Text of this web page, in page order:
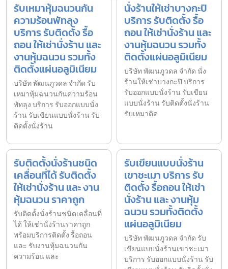
รับเหมาหุ้มฉนวนกัน
ความร้อนพัทลุง
บริการ รับติดตั้ง รื้อ
ถอน ให้เช่านั่งร้าน และ
งานหุ้มฉนวน รวมทั้ง
ติดตั้งแผ่นอลูมิเนียม
บริษัท พัฒนภูวดล จำกัด รับ
เหมาหุ้มฉนวนกันความร้อน
พัทลุง บริการ รับออกแบบนั่ง
ร้าน รับเขียนแบบนั่งร้าน รับ
ติดตั้งนั่งร้าน
นั่งร้านให้เช่าบางกะปิ
บริการ รับติดตั้ง รื้อ
ถอน ให้เช่านั่งร้าน และ
งานหุ้มฉนวน รวมทั้ง
ติดตั้งแผ่นอลูมิเนียม
บริษัท พัฒนภูวดล จำกัด นั่ง
ร้านให้เช่าบางกะปิ บริการ
รับออกแบบนั่งร้าน รับเขียน
แบบนั่งร้าน รับติดตั้งนั่งร้าน
รับเหมาติด
รับติดตั้งนั่งร้านชนิด
เคลื่อนที่ได้ รับติดตั้ง
ให้เช่านั่งร้าน และ งาน
หุ้มฉนวน ราคาถูก
รับติดตั้งนั่งร้านชนิดเคลื่อนที่
ได้ ให้เช่านั่งร้านราคาถูก
พร้อมบริการติดตั้ง รื้อถอน
และ รับงานหุ้มฉนวนกัน
ความร้อน และ
รับเขียนแบบนั่งร้าน
เขาชะเมา บริการ รับ
ติดตั้ง รื้อถอน ให้เช่า
นั่งร้าน และ งานหุ้ม
ฉนวน รวมทั้งติดตั้ง
แผ่นอลูมิเนียม
บริษัท พัฒนภูวดล จำกัด รับ
เขียนแบบนั่งร้านเขาชะเมา
บริการ รับออกแบบนั่งร้าน รับ